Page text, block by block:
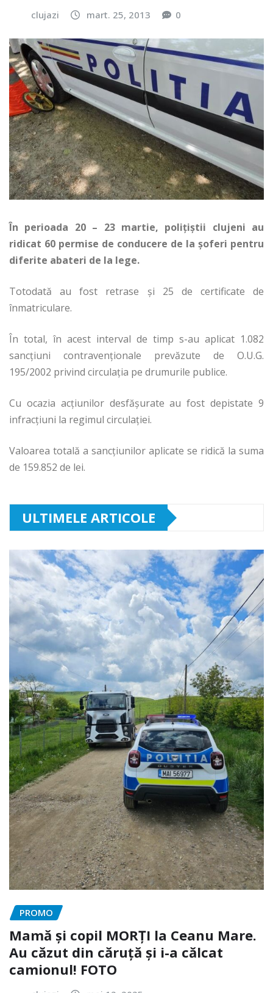
clujazi mart. 25, 2013 0
În perioada 20 – 23 martie, poliţiştii clujeni au
ridicat 60 permise de conducere de la şoferi pentru
diferite abateri de la lege.
Totodată au fost retrase şi 25 de certificate de
înmatriculare.
În total, în acest interval de timp s-au aplicat 1.082
sancţiuni contravenţionale prevăzute de O.U.G.
195/2002 privind circulaţia pe drumurile publice.
Cu ocazia acţiunilor desfăşurate au fost depistate 9
infracţiuni la regimul circulaţiei.
Valoarea totală a sancţiunilor aplicate se ridică la suma
de 159.852 de lei.
ULTIMELE ARTICOLE
PROMO
Mamă și copil MORȚI la Ceanu Mare.
Au căzut din căruță și i-a călcat
camionul! FOTO